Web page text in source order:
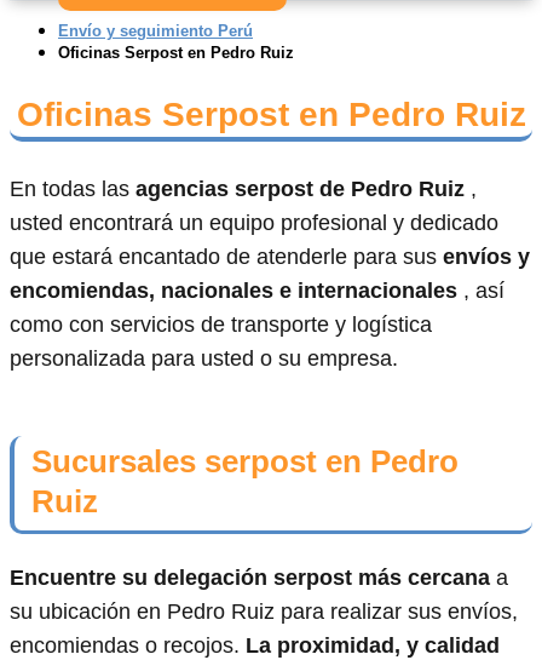
Envío y seguimiento Perú
Oficinas Serpost en Pedro Ruiz
Oficinas Serpost en Pedro Ruiz
En todas las agencias serpost de Pedro Ruiz ,
usted encontrará un equipo profesional y dedicado
que estará encantado de atenderle para sus envíos y
encomiendas, nacionales e internacionales , así
como con servicios de transporte y logística
personalizada para usted o su empresa.
Sucursales serpost en Pedro
Ruiz
Encuentre su delegación serpost más cercana a
su ubicación en Pedro Ruiz para realizar sus envíos,
encomiendas o recojos. La proximidad, y calidad